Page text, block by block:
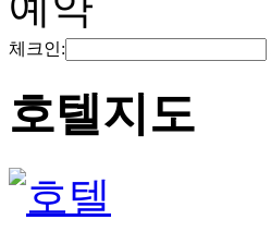
체크인:
호텔지도